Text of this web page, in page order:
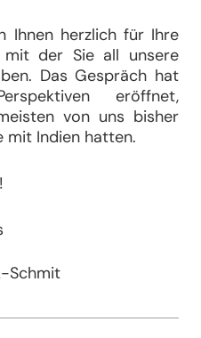
Ihnen herzlich für Ihre
mit der Sie all unsere
Das Gespräch hat
eröffnet,
von uns bisher
mit Indien hatten.
Schmit